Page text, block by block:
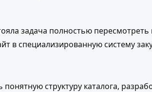
задача полностью пересмотреть
в специализированную систему
структуру каталога,